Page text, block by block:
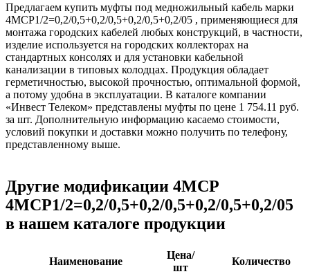
Предлагаем купить муфты под медножильный кабель марки
4МСР1/2=0,2/0,5+0,2/0,5+0,2/0,5+0,2/05 , применяющиеся для
монтажа городских кабелей любых конструкций, в частности,
изделие используется на городских коллекторах на
стандартных консолях и для установки кабельной
канализации в типовых колодцах. Продукция обладает
герметичностью, высокой прочностью, оптимальной формой,
а потому удобна в эксплуатации. В каталоге компании
«Инвест Телеком» представлены муфты по цене 1 754.11 руб.
за шт. Дополнительную информацию касаемо стоимости,
условий покупки и доставки можно получить по телефону,
представленному выше.
Другие модификации 4МСР
4МСР1/2=0,2/0,5+0,2/0,5+0,2/0,5+0,2/05
в нашем каталоге продукции
Наименование
Цена/
шт
Количество